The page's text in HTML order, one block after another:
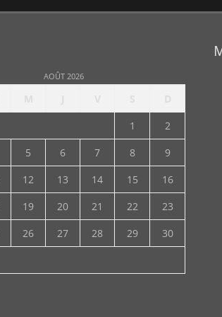
AOÛT 2026
1
2
5 6 7 8
9
12 13 14 15
16
19 20 21 22
23
26 27 28 29
30